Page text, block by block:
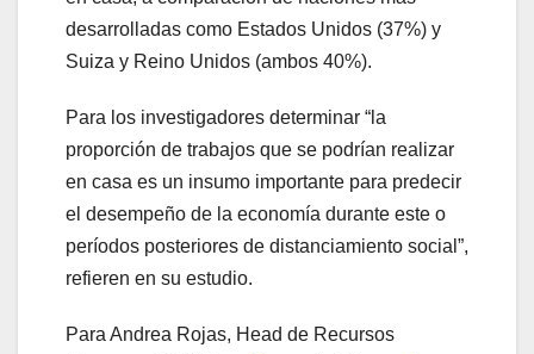
desarrolladas como Estados Unidos (37%) y
Suiza y Reino Unidos (ambos 40%).
Para los investigadores determinar “la
proporción de trabajos que se podrían realizar
en casa es un insumo importante para predecir
el desempeño de la economía durante este o
períodos posteriores de distanciamiento social”,
refieren en su estudio.
Para Andrea Rojas, Head de Recursos